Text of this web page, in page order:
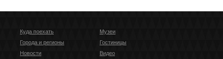
Куда поехать
Города и регионы
Новости
Музеи
Гостиницы
Видео